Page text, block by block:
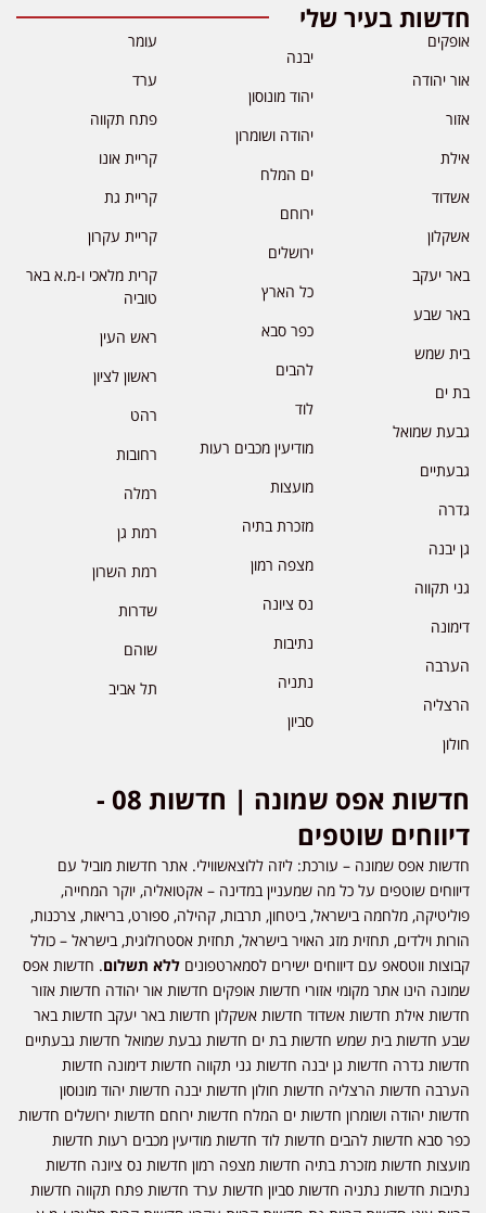
חדשות בעיר שלי
אופקים
אור יהודה
אזור
אילת
אשדוד
אשקלון
באר יעקב
באר שבע
בית שמש
בת ים
גבעת שמואל
גבעתיים
גדרה
גן יבנה
גני תקווה
דימונה
הערבה
הרצליה
חולון
יבנה
יהוד מונוסון
יהודה ושומרון
ים המלח
ירוחם
ירושלים
כל הארץ
כפר סבא
להבים
לוד
מודיעין מכבים רעות
מועצות
מזכרת בתיה
מצפה רמון
נס ציונה
נתיבות
נתניה
סביון
עומר
ערד
פתח תקווה
קריית אונו
קריית גת
קריית עקרון
קרית מלאכי ו-מ.א באר
טוביה
ראש העין
ראשון לציון
רהט
רחובות
רמלה
רמת גן
רמת השרון
שדרות
שוהם
תל אביב
חדשות אפס שמונה | חדשות 08 -
דיווחים שוטפים
חדשות אפס שמונה – עורכת: ליזה ללוצאשווילי. אתר חדשות מוביל עם
דיווחים שוטפים על כל מה שמעניין במדינה – אקטואליה, יוקר המחייה,
פוליטיקה, מלחמה בישראל, ביטחון, תרבות, קהילה, ספורט, בריאות, צרכנות,
הורות וילדים, תחזית מזג האויר בישראל, תחזית אסטרולוגית, בישראל – כולל
קבוצות ווטסאפ עם דיווחים ישירים לסמארטפונים ללא תשלום. חדשות אפס
שמונה הינו אתר מקומי אזורי חדשות אופקים חדשות אור יהודה חדשות אזור
חדשות אילת חדשות אשדוד חדשות אשקלון חדשות באר יעקב חדשות באר
שבע חדשות בית שמש חדשות בת ים חדשות גבעת שמואל חדשות גבעתיים
חדשות גדרה חדשות גן יבנה חדשות גני תקווה חדשות דימונה חדשות
הערבה חדשות הרצליה חדשות חולון חדשות יבנה חדשות יהוד מונוסון
חדשות יהודה ושומרון חדשות ים המלח חדשות ירוחם חדשות ירושלים חדשות
כפר סבא חדשות להבים חדשות לוד חדשות מודיעין מכבים רעות חדשות
מועצות חדשות מזכרת בתיה חדשות מצפה רמון חדשות נס ציונה חדשות
נתיבות חדשות נתניה חדשות סביון חדשות ערד חדשות פתח תקווה חדשות